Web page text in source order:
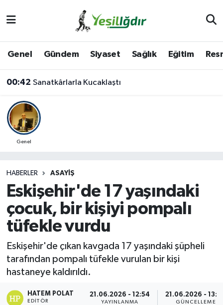
Genel Gündem Siyaset Sağlık Eğitim
00:42 Sanatkârlarla Kucaklaştı
Genel
HABERLER ASAYIŞ
Eskişehir'de 17 yaşındaki
çocuk, bir kişiyi pompalı
tüfekle vurdu
Eskişehir'de çıkan kavgada 17 yaşındaki şüpheli
tarafından pompalı tüfekle vurulan bir kişi
hastaneye kaldırıldı.
HATEM POLAT
EDITÖR
21.06.2026 - 12:54
YAYINLANMA
21.06.2026 -
GÜNCELLEME
Iğdır Trafik Yoğunluk Haritası
Süper Lig Puan Durumu ve Fikstür
Son Dakika Haberleri
Haber Arşivi